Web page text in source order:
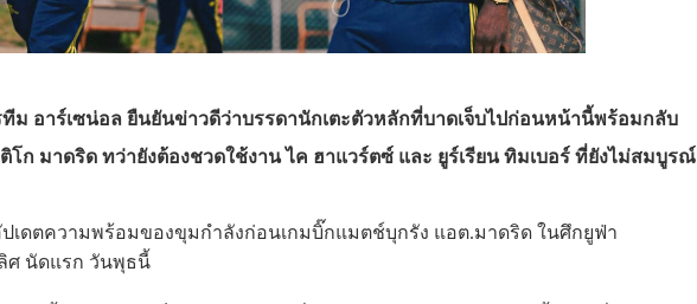
ทีม อาร์เซน่อล ยืนยันข่าวดีว่าบรรดานักเตะตัวหลักที่บาดเจ็บไปก่อนหน้านี้พร้อมกลับ
โก มาดริด ทว่ายังต้องชวดใช้งาน ไค ฮาแวร์ตซ์ และ ยูร์เรียน ทิมเบอร์ ที่ยังไม่สมบูรณ์
ดตความพร้อมของขุมกำลังก่อนเกมบิ๊กแมตช์บุกรัง แอต.มาดริด ในศึกยูฟ่า
ศ นัดแรก วันพุธนี้